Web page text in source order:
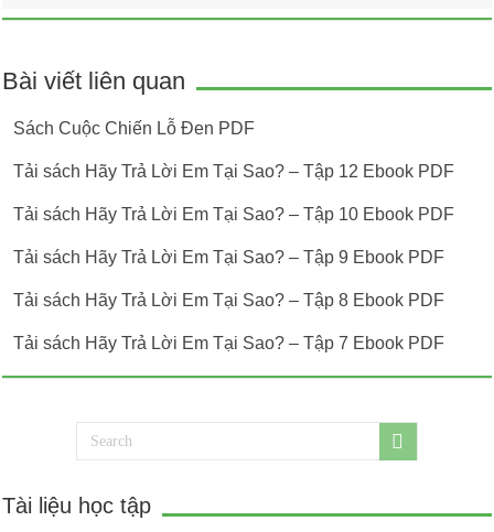
Bài viết liên quan
Sách Cuộc Chiến Lỗ Đen PDF
Tải sách Hãy Trả Lời Em Tại Sao? – Tập 12 Ebook PDF
Tải sách Hãy Trả Lời Em Tại Sao? – Tập 10 Ebook PDF
Tải sách Hãy Trả Lời Em Tại Sao? – Tập 9 Ebook PDF
Tải sách Hãy Trả Lời Em Tại Sao? – Tập 8 Ebook PDF
Tải sách Hãy Trả Lời Em Tại Sao? – Tập 7 Ebook PDF
Tài liệu học tập